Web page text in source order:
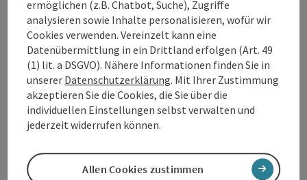
Kontakt
Öffnungszeiten
Anreise/Lage
Barrierefreiheit
ermöglichen (z.B. Chatbot, Suche), Zugriffe
analysieren sowie Inhalte personalisieren, wofür wir
Cookies verwenden. Vereinzelt kann eine
Datenübermittlung in ein Drittland erfolgen (Art. 49
(1) lit. a DSGVO). Nähere Informationen finden Sie in
unserer Datenschutzerklärung. Mit Ihrer Zustimmung
akzeptieren Sie die Cookies, die Sie über die
individuellen Einstellungen selbst verwalten und
jederzeit widerrufen können.
Allen Cookies zustimmen